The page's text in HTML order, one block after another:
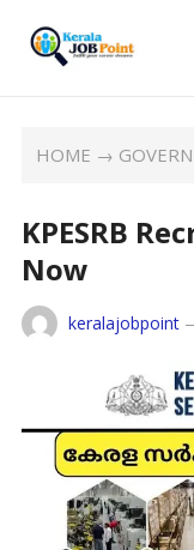
HOME →
KPESRB
Now
keralajobpoint